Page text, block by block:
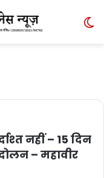
नहीं – 15 दिन
– महावीर